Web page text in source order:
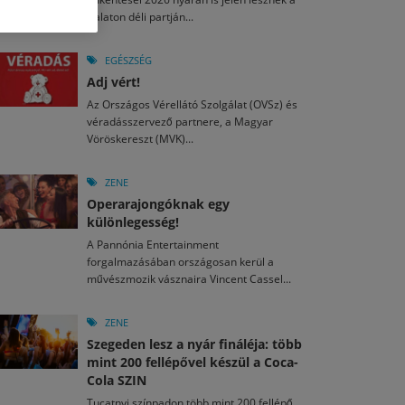
2026. JÚL. 15.
nézők 10 kedvenc filmje 2026 első félévében
2026. JÚL. 3.
án hozzánk is megérkezik a Rocktábor
2026. JÚL. 29.
a jubileumi Művészetek Völgye – még öt
kulturális ünnep
Fesztivál 2026
egy mese: 30 napos mesekihívást indít a Libri
2026. MÁJ. 11.
László kapta az Artisjus Irodalmi Nagydíjat
Balaton déli partján...
EGÉSZSÉG
Adj vért!
Az Országos Vérellátó Szolgálat (OVSz) és
véradásszervező partnere, a Magyar
Vöröskereszt (MVK)...
ZENE
Operarajongóknak egy
különlegesség!
A Pannónia Entertainment
forgalmazásában országosan kerül a
művészmozik vásznaira Vincent Cassel...
ZENE
Szegeden lesz a nyár fináléja: több
mint 200 fellépővel készül a Coca-
Cola SZIN